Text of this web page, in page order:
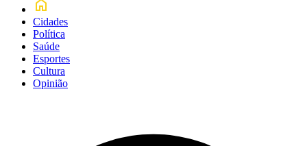
Cidades
Política
Saúde
Esportes
Cultura
Opinião